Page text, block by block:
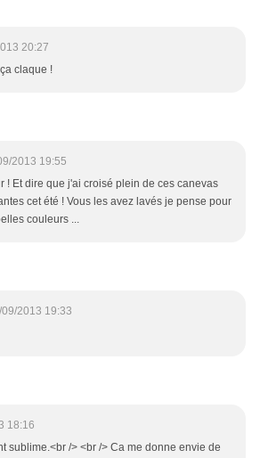
20:27
claque !
2013 19:55
! Et dire que j'ai croisé plein de ces canevas
cet été ! Vous les avez lavés je pense pour
couleurs ...
2013 19:33
18:16
sublime.<br /> <br /> Ca me donne envie de